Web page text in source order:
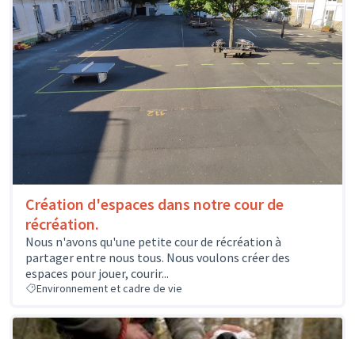
Création d'espaces dans notre cour de
récréation.
Nous n'avons qu'une petite cour de récréation à
partager entre nous tous. Nous voulons créer des
espaces pour jouer, courir...
Environnement et cadre de vie